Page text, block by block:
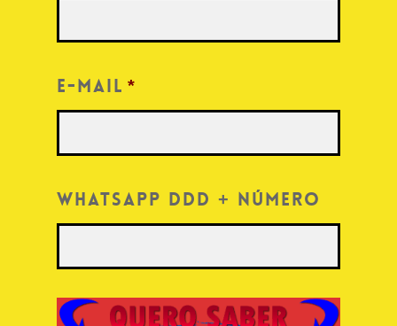
E-mail *
WhatsApp DDD + Número